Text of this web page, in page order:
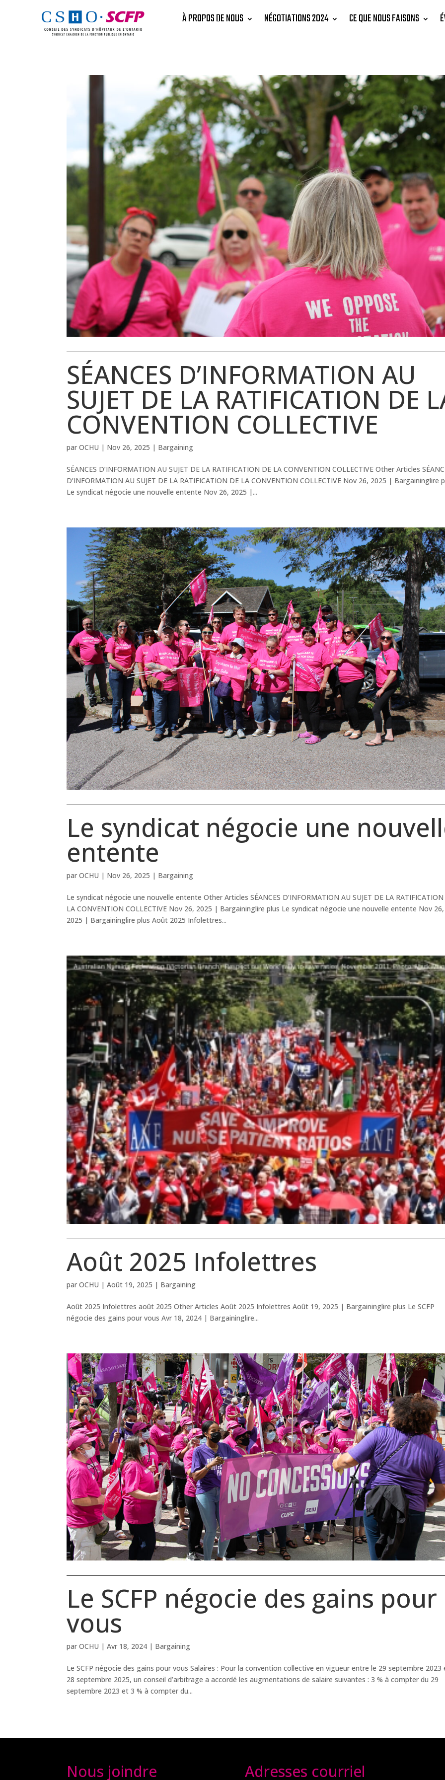
À PROPOS DE NOUS NÉGOTIATIONS 2024 CE QUE NOUS FAISONS
SÉANCES D’INFORMATION AU
SUJET DE LA RATIFICATION DE
CONVENTION COLLECTIVE
parOCHU | Nov 26, 2025 | Bargaining
SÉANCES D’INFORMATION AU SUJET DE LA RATIFICATION DE LA CONVENTION COLLECTIVE Other Articles
D’INFORMATION AU SUJET DE LA RATIFICATION DE LA CONVENTION COLLECTIVE Nov 26, 2025 | Bargaininglire
Le syndicat négocie une nouvelle entente Nov 26, 2025 |...
Le syndicat négocie une
entente
parOCHU | Nov 26, 2025 | Bargaining
Le syndicat négocie une nouvelle entente Other Articles SÉANCES D’INFORMATION AU SUJET DE LA
LA CONVENTION COLLECTIVE Nov 26, 2025 | Bargaininglire plus Le syndicat négocie une nouvelle entente Nov 26,
2025 | Bargaininglire plus Août 2025 Infolettres...
Août 2025 Infolettres
parOCHU |Août 19, 2025 | Bargaining
Août 2025 Infolettres août 2025 Other Articles Août 2025 Infolettres Août 19, 2025 | Bargaininglire plus Le SCFP
négocie des gains pour vous Avr 18, 2024 | Bargaininglire...
Le SCFP négocie des gains pour
vous
parOCHU |Avr 18, 2024 | Bargaining
Le SCFP négocie des gains pour vous Salaires : Pour la convention collective en vigueur entre le 29 septembre 2023
28 septembre 2025, un conseil d’arbitrage a accordé les augmentations de salaire suivantes : 3 % à compter du 29
septembre 2023 et 3 % à compter du...
Nous joindre Adresses courriel